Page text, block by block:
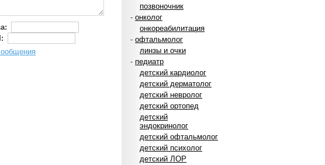
позвоночник
- онколог
онкореабилитация
- офтальмолог
линзы и очки
- педиатр
детский кардиолог
детский дерматолог
детский невролог
детский ортопед
детский
эндокринолог
детский офтальмолог
детский психолог
детский ЛОР